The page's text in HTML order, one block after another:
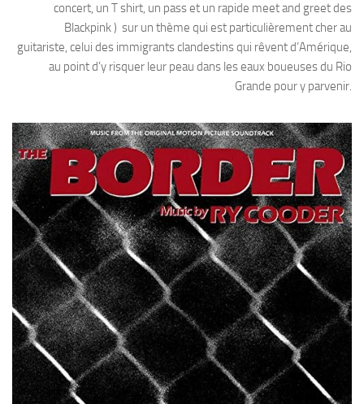
concert, un T shirt, un pass et un rapide meet and greet des
Blackpink ) sur un thème qui est particulièrement cher au
guitariste, celui des immigrants clandestins qui rêvent d’Amérique,
au point d’y risquer leur peau dans les eaux boueuses du Rio
Grande pour y parvenir.